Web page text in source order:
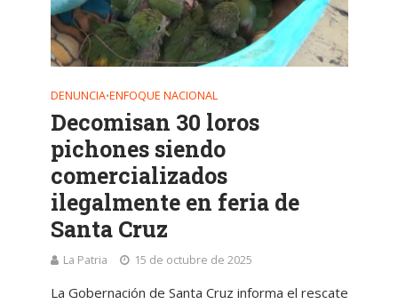
DENUNCIA•ENFOQUE NACIONAL
Decomisan 30 loros
pichones siendo
comercializados
ilegalmente en feria de
Santa Cruz
La Patria 15 de octubre de 2025
La Gobernación de Santa Cruz informa el rescate